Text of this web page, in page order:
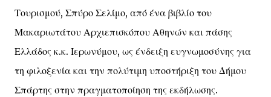
Τουρισμού, Σπύρο Σελίμο, από ένα βιβλίο του
Μακαριωτάτου Αρχιεπισκόπου Αθηνών και πάσης
Ελλάδος κ.κ. Ιερωνύμου, ως ένδειξη ευγνωμοσύνης για
τη φιλοξενία και την πολύτιμη υποστήριξη του Δήμου
Σπάρτης στην πραγματοποίηση της εκδήλωσης.